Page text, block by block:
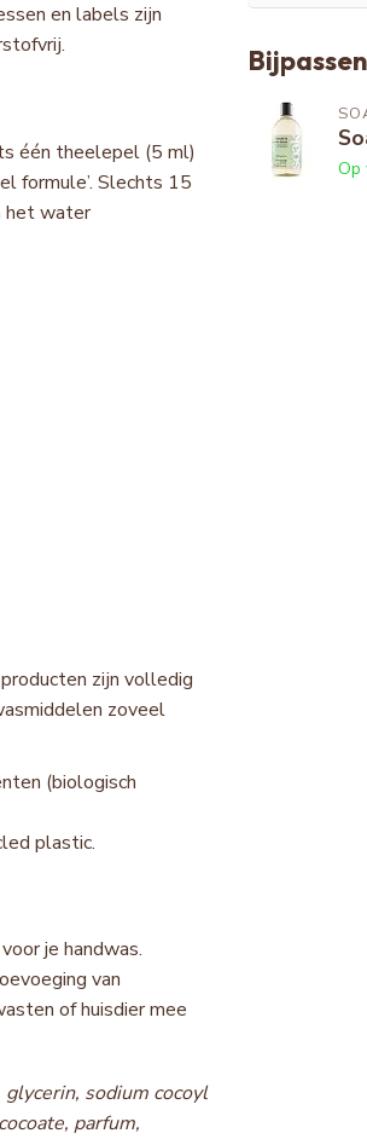
en labels zijn
één theelepel (5 ml)
formule’. Slechts 15
het water
zijn volledig
zoveel
(biologisch
plastic.
je handwas.
van
of huisdier mee
sodium cocoyl
parfum,
Op